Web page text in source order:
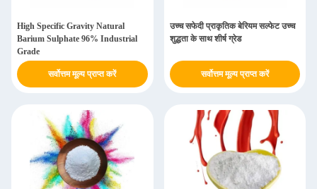
High Specific Gravity Natural
Barium Sulphate 96% Industrial
Grade
सर्वोत्तम मूल्य प्राप्त करें
उच्च सफेदी प्राकृतिक बेरियम सल्फेट उच्च
शुद्धता के साथ शीर्ष ग्रेड
सर्वोत्तम मूल्य प्राप्त करें